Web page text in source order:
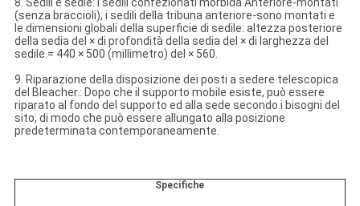
8. Sedili e sedie: i sedili confezionati morbida Anteriore-montati
(senza braccioli), i sedili della tribuna anteriore-sono montati e
le dimensioni globali della superficie di sedile: altezza posteriore
della sedia del × di profondità della sedia del × di larghezza del
sedile = 440 × 500 (millimetro) del × 560.
9. Riparazione della disposizione dei posti a sedere telescopica
del Bleacher.: Dopo che il supporto mobile esiste, può essere
riparato al fondo del supporto ed alla sede secondo i bisogni del
sito, di modo che può essere allungato alla posizione
predeterminata contemporaneamente.
Specifiche